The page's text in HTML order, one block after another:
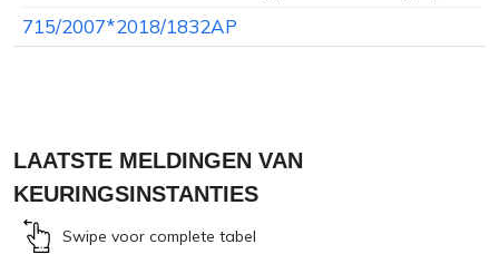
715/2007*2018/1832AP
LAATSTE MELDINGEN VAN
KEURINGSINSTANTIES
Swipe voor complete tabel